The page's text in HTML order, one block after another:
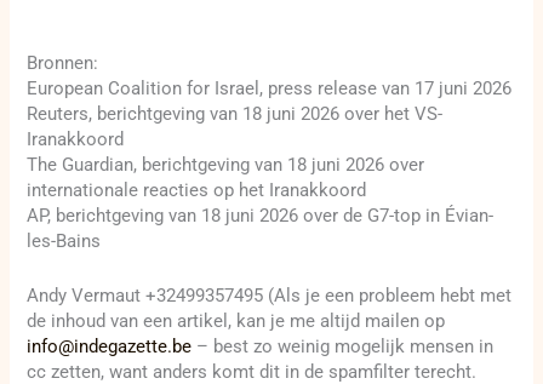
Bronnen:
European Coalition for Israel, press release van 17 juni 2026
Reuters, berichtgeving van 18 juni 2026 over het VS-
Iranakkoord
The Guardian, berichtgeving van 18 juni 2026 over
internationale reacties op het Iranakkoord
AP, berichtgeving van 18 juni 2026 over de G7-top in Évian-
les-Bains
Andy Vermaut +32499357495 (Als je een probleem hebt met
de inhoud van een artikel, kan je me altijd mailen op
info@indegazette.be – best zo weinig mogelijk mensen in
cc zetten, want anders komt dit in de spamfilter terecht.